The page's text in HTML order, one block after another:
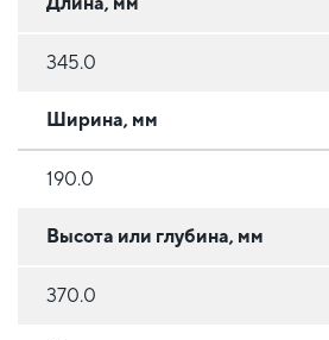
345.0
Ширина, мм
190.0
Высота или глубина, мм
370.0